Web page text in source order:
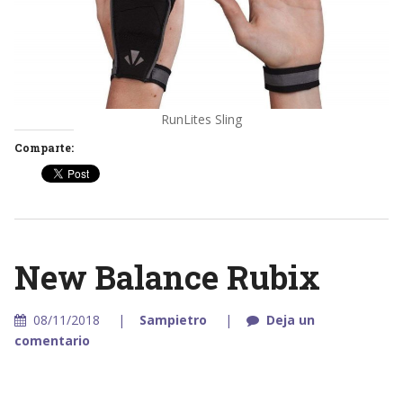
RunLites Sling
Comparte:
New Balance Rubix
08/11/2018 Sampietro
Deja un
comentario